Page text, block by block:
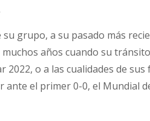
grupo, a su pasado más
años cuando su
2022, o a las cualidades de
el primer 0-0, el Mundial